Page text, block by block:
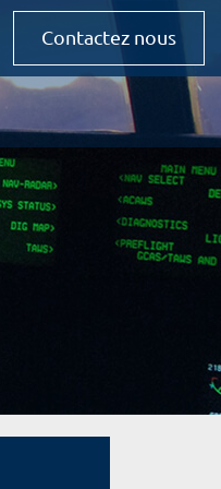
Contactez nous